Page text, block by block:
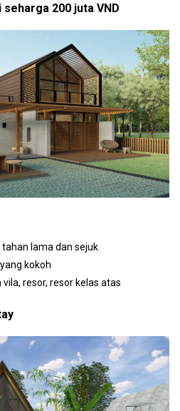
200 juta VND
tahan lama dan sejuk
kokoh
resor, resor kelas atas